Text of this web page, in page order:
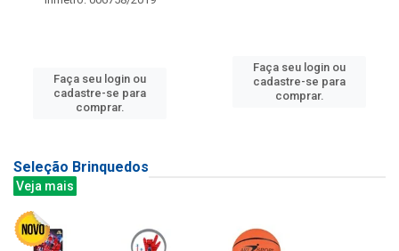
Faça seu login ou
cadastre-se para
comprar.
Faça seu login ou
cadastre-se para
comprar.
Seleção Brinquedos
Veja mais